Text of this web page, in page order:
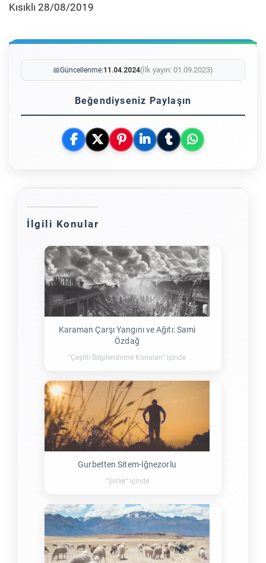
Kısıklı 28/08/2019
📅Güncellenme:11.04.2024(İlk yayın: 01.09.2023)
Beğendiyseniz Paylaşın
İlgili Konular
Karaman Çarşı Yangını ve Ağıtı: Sami
Özdağ
"Çeşitli Bilgilendirme Konuları" içinde
Gurbetten Sitem-İğnezorlu
"Şiirler" içinde